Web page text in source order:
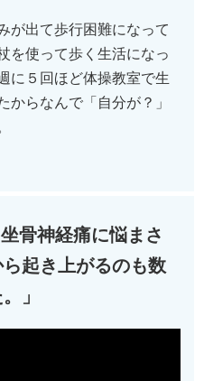
が出て歩行困難になって
を使って歩く生活になっ
に５回ほど体操教室で生
からなんで「自分が？」
骨神経痛に悩まさ
起き上がるのも数
」